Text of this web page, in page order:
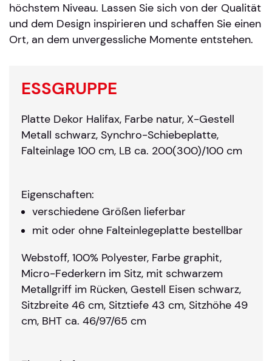
höchstem Niveau. Lassen Sie sich von der Qualität
und dem Design inspirieren und schaffen Sie einen
Ort, an dem unvergessliche Momente entstehen.
ESSGRUPPE
Platte Dekor Halifax, Farbe natur, X-Gestell
Metall schwarz, Synchro-Schiebeplatte,
Falteinlage 100 cm, LB ca. 200(300)/100 cm
Eigenschaften:
verschiedene Größen lieferbar
mit oder ohne Falteinlegeplatte bestellbar
Webstoff, 100% Polyester, Farbe graphit,
Micro-Federkern im Sitz, mit schwarzem
Metallgriff im Rücken, Gestell Eisen schwarz,
Sitzbreite 46 cm, Sitztiefe 43 cm, Sitzhöhe 49
cm, BHT ca. 46/97/65 cm